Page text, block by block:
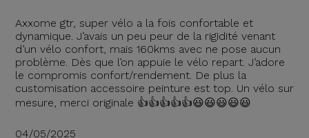
Axxome gtr, super vélo a la fois confortable et
dynamique. J’avais un peu peur de la rigidité venant
d’un vélo confort, mais 160kms avec ne pose aucun
problème. Dès que l’on appuie le vélo repart. J’adore
le compromis confort/rendement. De plus la
customisation accessoire peinture est top. Un vélo sur
mesure, merci originale 👍👍👍👍👍😃😃😃😃😃
04/05/2025